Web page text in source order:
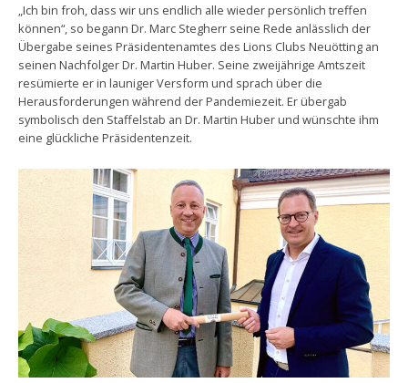
„Ich bin froh, dass wir uns endlich alle wieder persönlich treffen
können“, so begann Dr. Marc Stegherr seine Rede anlässlich der
Übergabe seines Präsidentenamtes des Lions Clubs Neuötting an
seinen Nachfolger Dr. Martin Huber. Seine zweijährige Amtszeit
resümierte er in launiger Versform und sprach über die
Herausforderungen während der Pandemiezeit. Er übergab
symbolisch den Staffelstab an Dr. Martin Huber und wünschte ihm
eine glückliche Präsidentenzeit.